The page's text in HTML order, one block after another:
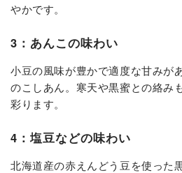
やかです。
3：あんこの味わい
小豆の風味が豊かで適度な甘みが
のこしあん。寒天や黒蜜との絡み
彩ります。
4：塩豆などの味わい
北海道産の赤えんどう豆を使った